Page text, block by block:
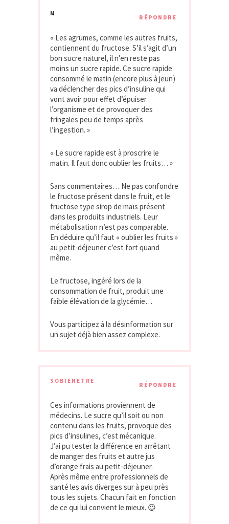
M
RÉPONDRE
« Les agrumes, comme les autres fruits,
contiennent du fructose. S’il s’agit d’un
bon sucre naturel, il n’en reste pas
moins un sucre rapide. Ce sucre rapide
consommé le matin (encore plus à jeun)
va déclencher des pics d’insuline qui
vont avoir pour effet d’épuiser
l’organisme et de provoquer des
fringales peu de temps après
l’ingestion. »
« Le sucre rapide est à proscrire le
matin. Il faut donc oublier les fruits… »
Sans commentaires… Ne pas confondre
le fructose présent dans le fruit, et le
fructose type sirop de maïs présent
dans les produits industriels. Leur
métabolisation n’est pas comparable.
En déduire qu’il faut « oublier les fruits »
au petit-déjeuner c’est fort quand
même.
Le fructose, ingéré lors de la
consommation de fruit, produit une
faible élévation de la glycémie…
Vous participez à la désinformation sur
un sujet déjà bien assez complexe.
SOBIENETRE
RÉPONDRE
Ces informations proviennent de
médecins. Le sucre qu’il soit ou non
contenu dans les fruits, provoque des
pics d’insulines, c’est mécanique.
J’ai pu tester la différence en arrêtant
de manger des fruits et autre jus
d’orange frais au petit-déjeuner.
Après même entre professionnels de
santé les avis diverges sur à peu près
tous les sujets. Chacun fait en fonction
de ce qui lui convient le mieux. 😉